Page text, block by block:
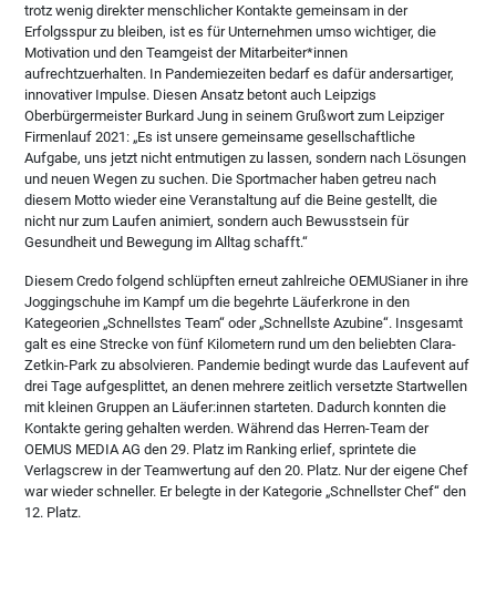
trotz wenig direkter menschlicher Kontakte gemeinsam in der
Erfolgsspur zu bleiben, ist es für Unternehmen umso wichtiger, die
Motivation und den Teamgeist der Mitarbeiter*innen
aufrechtzuerhalten. In Pandemiezeiten bedarf es dafür andersartiger,
innovativer Impulse. Diesen Ansatz betont auch Leipzigs
Oberbürgermeister Burkard Jung in seinem Grußwort zum Leipziger
Firmenlauf 2021: „Es ist unsere gemeinsame gesellschaftliche
Aufgabe, uns jetzt nicht entmutigen zu lassen, sondern nach Lösungen
und neuen Wegen zu suchen. Die Sportmacher haben getreu nach
diesem Motto wieder eine Veranstaltung auf die Beine gestellt, die
nicht nur zum Laufen animiert, sondern auch Bewusstsein für
Gesundheit und Bewegung im Alltag schafft.“
Diesem Credo folgend schlüpften erneut zahlreiche OEMUSianer in ihre
Joggingschuhe im Kampf um die begehrte Läuferkrone in den
Kategeorien „Schnellstes Team“ oder „Schnellste Azubine“. Insgesamt
galt es eine Strecke von fünf Kilometern rund um den beliebten Clara-
Zetkin-Park zu absolvieren. Pandemie bedingt wurde das Laufevent auf
drei Tage aufgesplittet, an denen mehrere zeitlich versetzte Startwellen
mit kleinen Gruppen an Läufer:innen starteten. Dadurch konnten die
Kontakte gering gehalten werden. Während das Herren-Team der
OEMUS MEDIA AG den 29. Platz im Ranking erlief, sprintete die
Verlagscrew in der Teamwertung auf den 20. Platz. Nur der eigene Chef
war wieder schneller. Er belegte in der Kategorie „Schnellster Chef“ den
12. Platz.